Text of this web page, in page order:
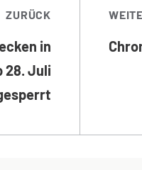
ZURÜCK
in
28. Juli